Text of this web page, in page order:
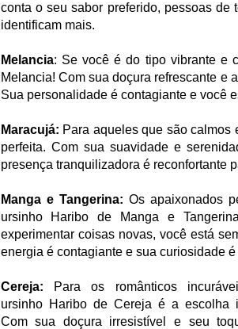
conta o seu sabor preferido, pessoas
identificam mais.
Melancia: Se você é do tipo vibrante e
Melancia! Com sua doçura refrescante e
Sua personalidade é contagiante e você
Maracujá: Para aqueles que são
perfeita. Com sua suavidade e
presença tranquilizadora é reconfortante
Manga e Tangerina: Os apaixonados
ursinho Haribo de Manga e
experimentar coisas novas, você está
energia é contagiante e sua curiosidade
Cereja: Para os românticos
ursinho Haribo de Cereja é a escolha
Com sua doçura irresistível e seu